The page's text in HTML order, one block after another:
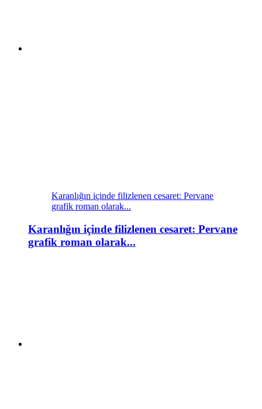
Karanlığın içinde filizlenen cesaret: Pervane
grafik roman olarak...
Karanlığın içinde filizlenen cesaret: Pervane
grafik roman olarak...